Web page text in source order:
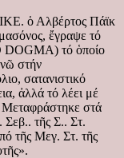
ὁ Αλβέρτος Πάϊκ
ἔγραψε τό
DOGMA) τό ὁποίο
στήν
σατανιστικό
ἀλλά τό λέει μέ
Μεταφράστηκε στά
τῆς Σ.. Στ.
τῆς Μεγ. Στ. τῆς